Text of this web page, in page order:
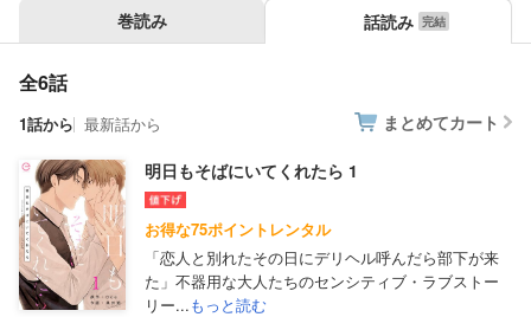
巻読み 話読み
全6話
1話から 最新話から まとめてカート
明日もそばにいてくれたら 1
お得な75ポイントレンタル
「恋人と別れたその日にデリヘル呼んだら部下が来
た」不器用な大人たちのセンシティブ・ラブストー
リー...もっと読む